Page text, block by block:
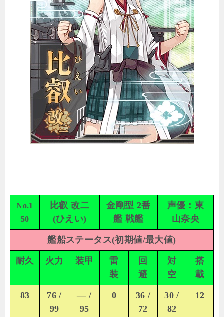
No.1
50
比叡 改二
(ひえい)
金剛型 2番
艦 戦艦
声優：東
山奈央
艦船ステータス(初期値/最大値)
耐久 火力 装甲
雷
装
回
避
対
空
搭
載
83
76 /
99
— /
95
0
36 /
72
30 /
82
12